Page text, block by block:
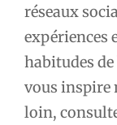
réseaux
expériences
habitudes
vous inspire
loin,